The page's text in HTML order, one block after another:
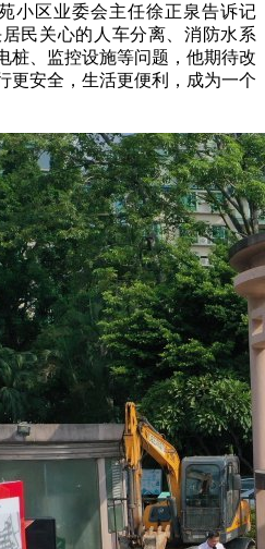
小区业委会主任徐正泉告诉记
民关心的人车分离、消防水系
桩、监控设施等问题，他期待改
更安全，生活更便利，成为一个